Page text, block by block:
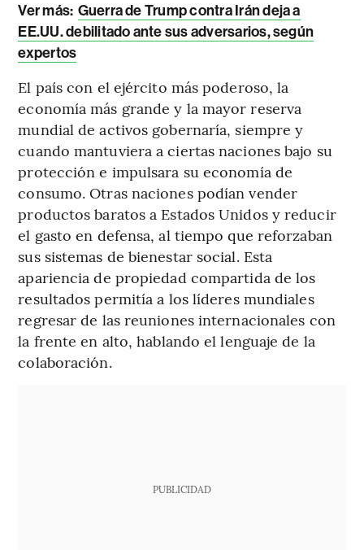
Ver más: Guerra de Trump contra Irán deja a
EE.UU. debilitado ante sus adversarios, según
expertos
El país con el ejército más poderoso, la
economía más grande y la mayor reserva
mundial de activos gobernaría, siempre y
cuando mantuviera a ciertas naciones bajo su
protección e impulsara su economía de
consumo. Otras naciones podían vender
productos baratos a Estados Unidos y reducir
el gasto en defensa, al tiempo que reforzaban
sus sistemas de bienestar social. Esta
apariencia de propiedad compartida de los
resultados permitía a los líderes mundiales
regresar de las reuniones internacionales con
la frente en alto, hablando el lenguaje de la
colaboración.
PUBLICIDAD